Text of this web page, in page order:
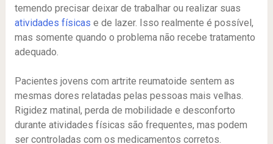
temendo precisar deixar de trabalhar ou realizar suas
atividades físicas e de lazer. Isso realmente é possível,
mas somente quando o problema não recebe tratamento
adequado.
Pacientes jovens com artrite reumatoide sentem as
mesmas dores relatadas pelas pessoas mais velhas.
Rigidez matinal, perda de mobilidade e desconforto
durante atividades físicas são frequentes, mas podem
ser controladas com os medicamentos corretos.